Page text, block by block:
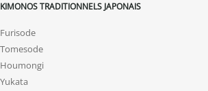
KIMONOS TRADITIONNELS JAPONAIS
Furisode
Tomesode
Houmongi
Yukata